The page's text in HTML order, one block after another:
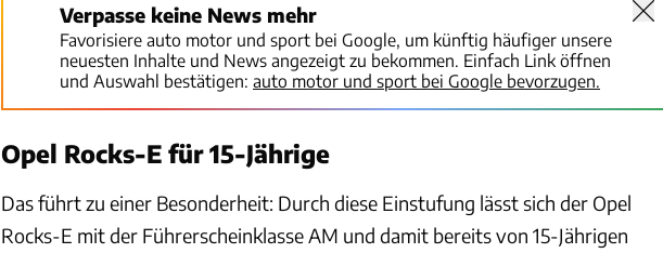
Verpasse keine News mehr
Favorisiere auto motor und sport bei Google, um künftig häufiger unsere
neuesten Inhalte und News angezeigt zu bekommen. Einfach Link öffnen
und Auswahl bestätigen: auto motor und sport bei Google bevorzugen.
Opel Rocks-E für 15-Jährige
Das führt zu einer Besonderheit: Durch diese Einstufung lässt sich der Opel
Rocks-E mit der Führerscheinklasse AM und damit bereits von 15-Jährigen